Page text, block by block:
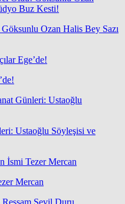
Ozan Halis Bey Sazı
Ustaoğlu Söyleşisi ve
Mercan